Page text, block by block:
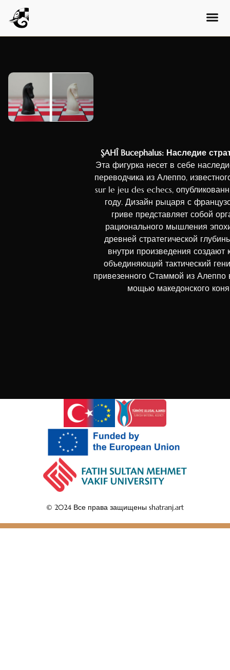
ŞAHÎ Bucephalus: Наследие
Эта фигурка несет в себе
переводчика из Алеппо,
sur le jeu des echecs,
году. Дизайн рыцаря с
гриве представляет собой
рационального мышления
древней стратегической
внутри произведения создают
объединяющий тактический
привезенного Стаммой из Алеппо
мощью македонского
© 2024 Все права защищены shatranj.art